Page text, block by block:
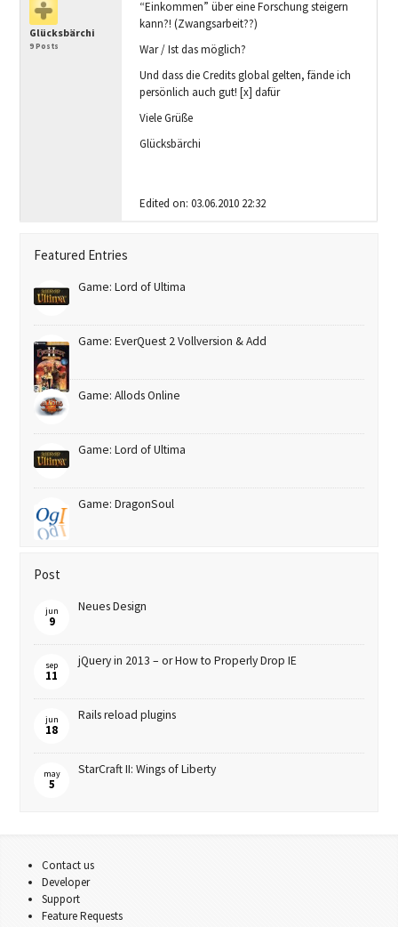
Glücksbärchi
9 Posts
“Einkommen” über eine Forschung steigern
kann?! (Zwangsarbeit??)
War / Ist das möglich?
Und dass die Credits global gelten, fände ich
persönlich auch gut! [x] dafür
Viele Grüße
Glücksbärchi
Edited on: 03.06.2010 22:32
Featured Entries
Game: Lord of Ultima
Game: EverQuest 2 Vollversion & Add
Game: Allods Online
Game: Lord of Ultima
Game: DragonSoul
Post
jun
9
Neues Design
sep
11
jQuery in 2013 – or How to Properly Drop IE
jun
18
Rails reload plugins
may
5
StarCraft II: Wings of Liberty
Contact us
Developer
Support
Feature Requests